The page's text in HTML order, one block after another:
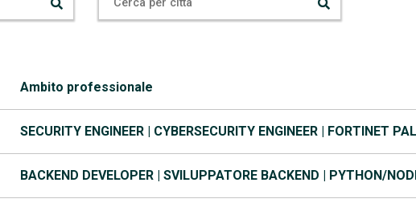
Ambito professionale
SECURITY ENGINEER | CYBERSECURITY ENGINEER | FORTINET
BACKEND DEVELOPER | SVILUPPATORE BACKEND | PYTHON/